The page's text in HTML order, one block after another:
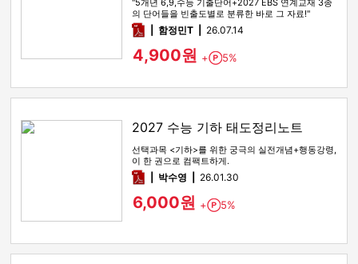
"5개년 6,9,수능 기출단어+2027 EBS 연계교재 3종
의 단어들을 빈출도별로 분류한 바로 그 자료!"
pdf함정민T 26.07.14
4,900원 + Point
5%
2027 수능 기하 태도정리노트
선택과목 <기하>를 위한 궁극의 실전개념+행동강령,
이 한 권으로 컴팩트하게.
pdf박수영 26.01.30
6,000원 + Point
5%